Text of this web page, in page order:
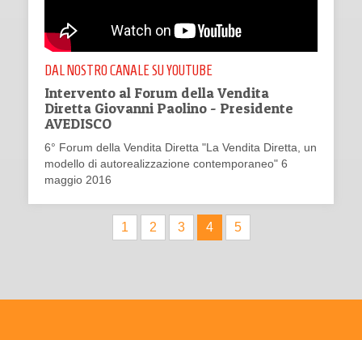
DAL NOSTRO CANALE SU YOUTUBE
Intervento al Forum della Vendita
Diretta Giovanni Paolino - Presidente
AVEDISCO
6° Forum della Vendita Diretta "La Vendita Diretta, un
modello di autorealizzazione contemporaneo" 6
maggio 2016
1 2 3 4 5